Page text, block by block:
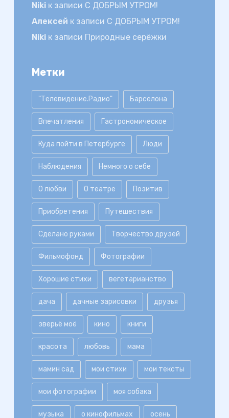
Nikiк записи С ДОБРЫМ УТРОМ!
Алексей к записи С ДОБРЫМ УТРОМ!
Nikiк записи Природные серёжки
Метки
"Телевидение.Радио" Барселона
Впечатления Гастрономическое
Куда пойти в Петербурге Люди
Наблюдения Немного о себе
О любви О театре Позитив
Приобретения Путешествия
Сделано руками Творчество друзей
Фильмофонд Фотографии
Хорошие стихи вегетарианство
дача дачные зарисовки друзья
зверьё моё кино книги
красота любовь мама
мамин сад мои стихи мои тексты
мои фотографии моя собака
музыка о кинофильмах осень